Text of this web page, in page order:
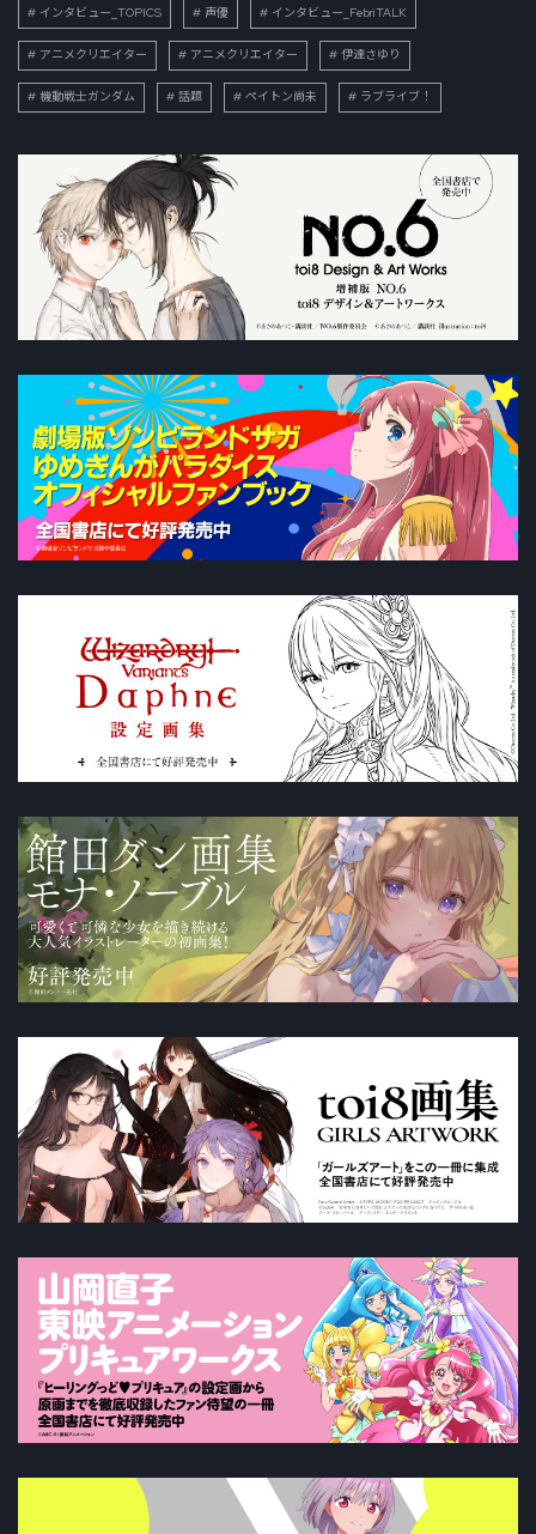
インタビュー_TOPICS 声優 インタビュー_FebriTALK
アニメクリエイター アニメクリエイター 伊達さゆり
機動戦士ガンダム 話題 ペイトン尚未 ラブライブ！